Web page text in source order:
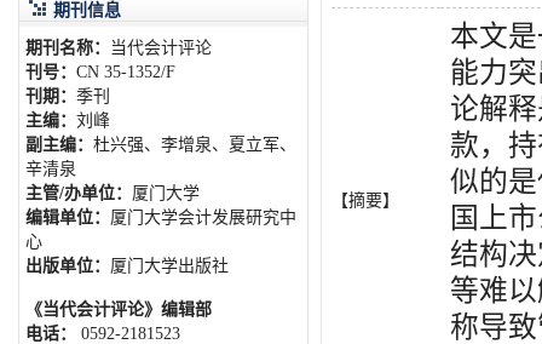
期刊信息
期刊名称：
当代会计评论
刊号： CN 35-1352/F
刊期： 季刊
主编： 刘峰
副主编： 杜兴强、李增泉、夏立军、
辛清泉
主管/办单位： 厦门大学
编辑单位： 厦门大学会计发展研究中
心
出版单位： 厦门大学出版社
《当代会计评论》编辑部
电话： 0592-2181523
【摘要】
本文
能力
论解
款，
似的
国上
结构
等难
称导